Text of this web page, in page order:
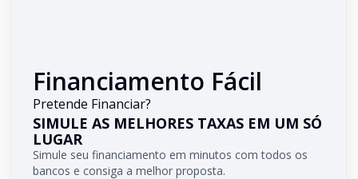
Financiamento Fácil
Pretende Financiar?
SIMULE AS MELHORES TAXAS EM UM SÓ
LUGAR
Simule seu financiamento em minutos com todos os
bancos e consiga a melhor proposta.